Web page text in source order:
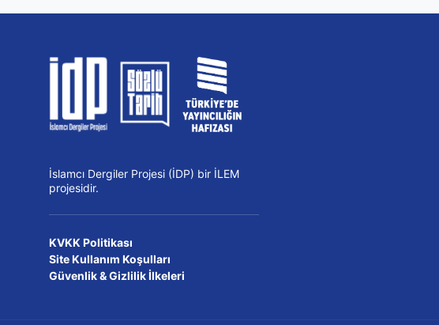
İslamcı Dergiler Projesi (İDP) bir İLEM
projesidir.
KVKK Politikası
Site Kullanım Koşulları
Güvenlik & Gizlilik İlkeleri